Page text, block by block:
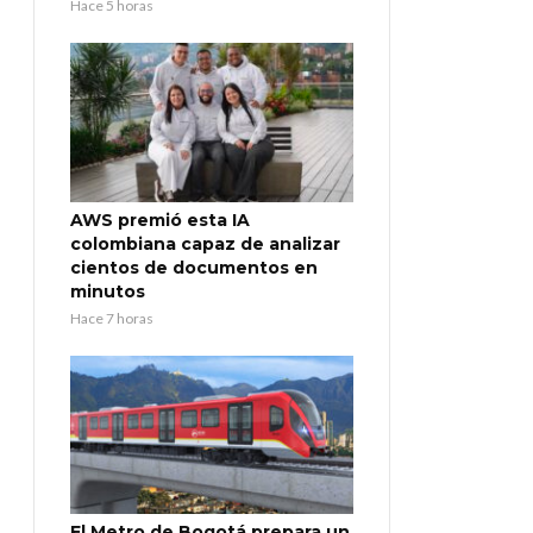
Hace 5 horas
AWS premió esta IA
colombiana capaz de analizar
cientos de documentos en
minutos
Hace 7 horas